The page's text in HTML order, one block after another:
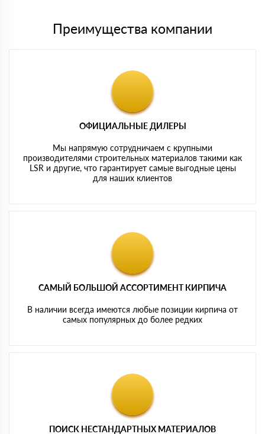
Преимущества компании
ОФИЦИАЛЬНЫЕ ДИЛЕРЫ
Мы напрямую сотрудничаем с крупными
производителями строительных материалов такими как
LSR и другие, что гарантирует самые выгодные цены
для наших клиентов
САМЫЙ БОЛЬШОЙ АССОРТИМЕНТ КИРПИЧА
В наличии всегда имеются любые позиции кирпича от
самых популярных до более редких
ПОИСК НЕСТАНДАРТНЫХ МАТЕРИАЛОВ